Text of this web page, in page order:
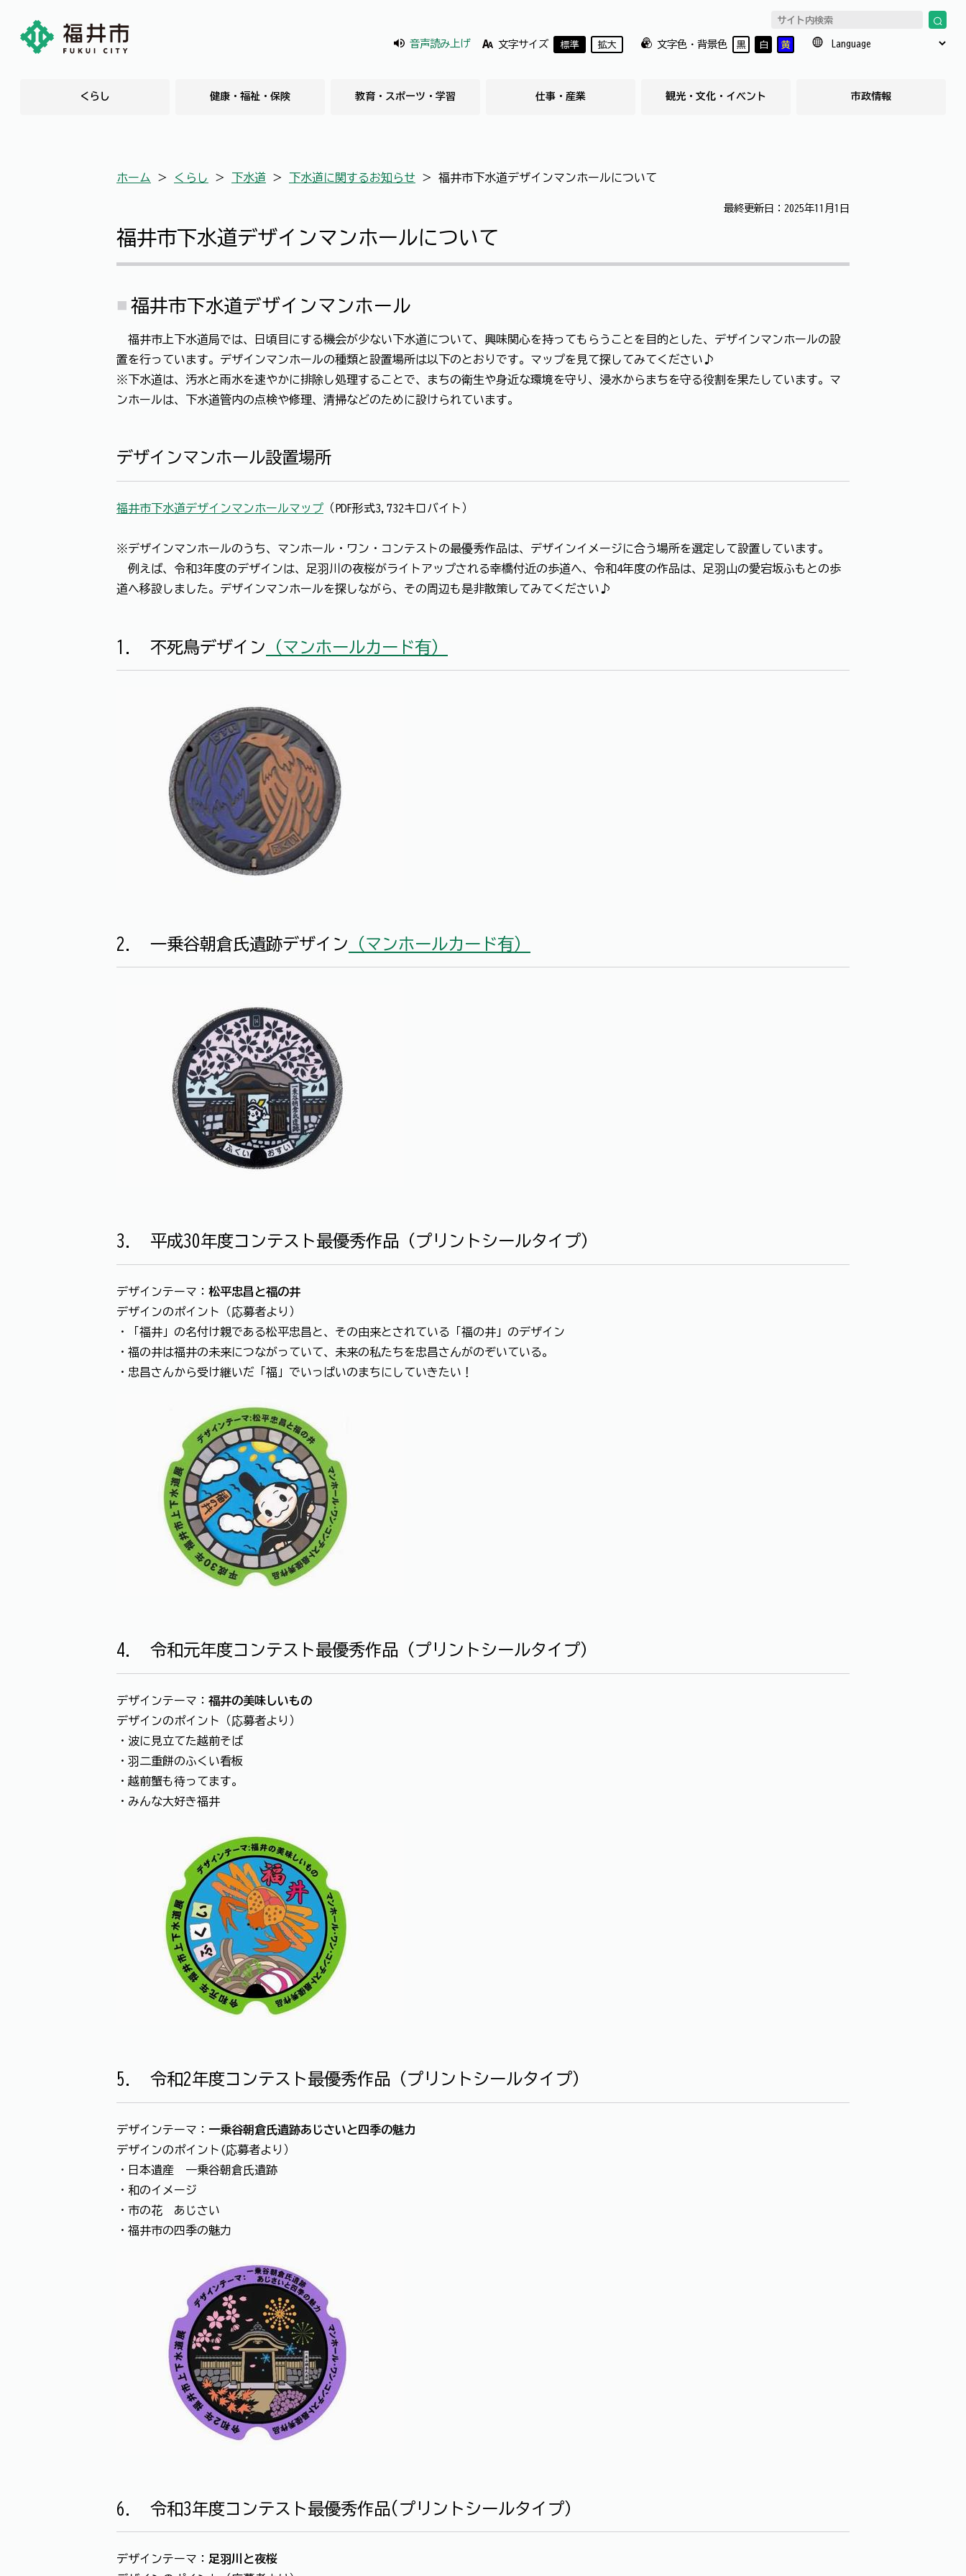
音声読み上げ 文字サイズ 標準 拡大 文字色・背景色 黒 白 黄
くらし 健康・福祉・保険 教育・スポーツ・学習 仕事・産業 観光・文化・イベント 市政情報
ホーム ＞ くらし ＞ 下水道 ＞ 下水道に関するお知らせ ＞ 福井市下水道デザインマンホールについて
最終更新日：2025年11月1日
福井市下水道デザインマンホールについて
福井市下水道デザインマンホール
福井市上下水道局では、日頃目にする機会が少ない下水道について、興味関心を持ってもらうことを目的とした、デザインマンホールの設
置を行っています。デザインマンホールの種類と設置場所は以下のとおりです。マップを見て探してみてください♪
※下水道は、汚水と雨水を速やかに排除し処理することで、まちの衛生や身近な環境を守り、浸水からまちを守る役割を果たしています。マ
ンホールは、下水道管内の点検や修理、清掃などのために設けられています。
デザインマンホール設置場所
福井市下水道デザインマンホールマップ （PDF形式3,732キロバイト）
※デザインマンホールのうち、マンホール・ワン・コンテストの最優秀作品は、デザインイメージに合う場所を選定して設置しています。
例えば、令和3年度のデザインは、足羽川の夜桜がライトアップされる幸橋付近の歩道へ、令和4年度の作品は、足羽山の愛宕坂ふもとの歩
道へ移設しました。デザインマンホールを探しながら、その周辺も是非散策してみてください♪
1. 不死鳥デザイン （マンホールカード有）
2. 一乗谷朝倉氏遺跡デザイン （マンホールカード有）
3. 平成30年度コンテスト最優秀作品（プリントシールタイプ）
デザインテーマ： 松平忠昌と福の井
デザインのポイント（応募者より）
・「福井」の名付け親である松平忠昌と、その由来とされている「福の井」のデザイン
・福の井は福井の未来につながっていて、未来の私たちを忠昌さんがのぞいている。
・忠昌さんから受け継いだ「福」でいっぱいのまちにしていきたい！
4. 令和元年度コンテスト最優秀作品（プリントシールタイプ）
デザインテーマ： 福井の美味しいもの
デザインのポイント（応募者より）
・波に見立てた越前そば
・羽二重餅のふくい看板
・越前蟹も待ってます。
・みんな大好き福井
5. 令和2年度コンテスト最優秀作品（プリントシールタイプ）
デザインテーマ： 一乗谷朝倉氏遺跡あじさいと四季の魅力
デザインのポイント(応募者より）
・日本遺産 一乗谷朝倉氏遺跡
・和のイメージ
・市の花 あじさい
・福井市の四季の魅力
6. 令和3年度コンテスト最優秀作品(プリントシールタイプ）
デザインテーマ： 足羽川と夜桜